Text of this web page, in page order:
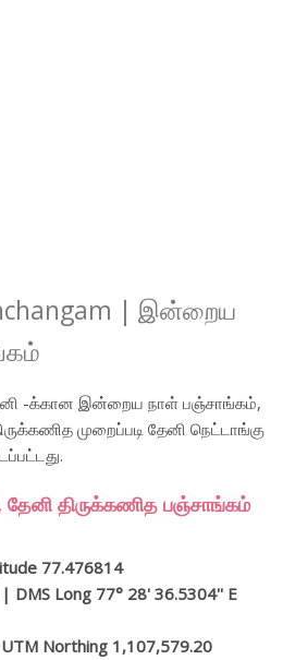
| இன்றைய
-க்கான இன்றைய நாள் பஞ்சாங்கம்,
முறைப்படி தேனி நெட்டாங்கு
திருக்கணித பஞ்சாங்கம்
77.476814
DMS Long 77° 28' 36.5304'' E
Northing 1,107,579.20